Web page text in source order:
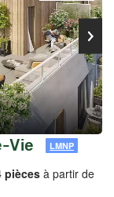
Vie LMNP
pièces à partir de